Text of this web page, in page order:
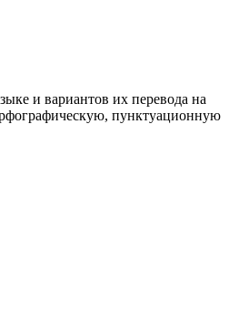
и вариантов их перевода на
пунктуационную